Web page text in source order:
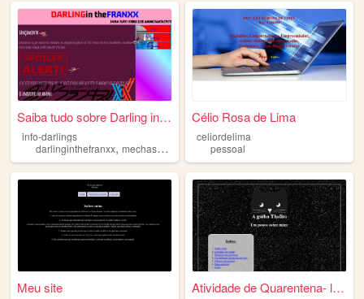
Saiba tudo sobre Darling in ...
info-darlings
darlinginthefranxx, mechas,pessoal
Célio Rosa de Lima
celiordelima
pessoal
Meu site Atividade de Quarentena- lpw